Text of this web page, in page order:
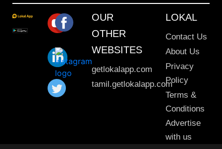
OUR
OTHER
WEBSITES
getlokalapp.com
tamil.getlokalapp.com
LOKAL
Contact Us
About Us
Privacy
Policy
Terms &
Conditions
Advertise
with us